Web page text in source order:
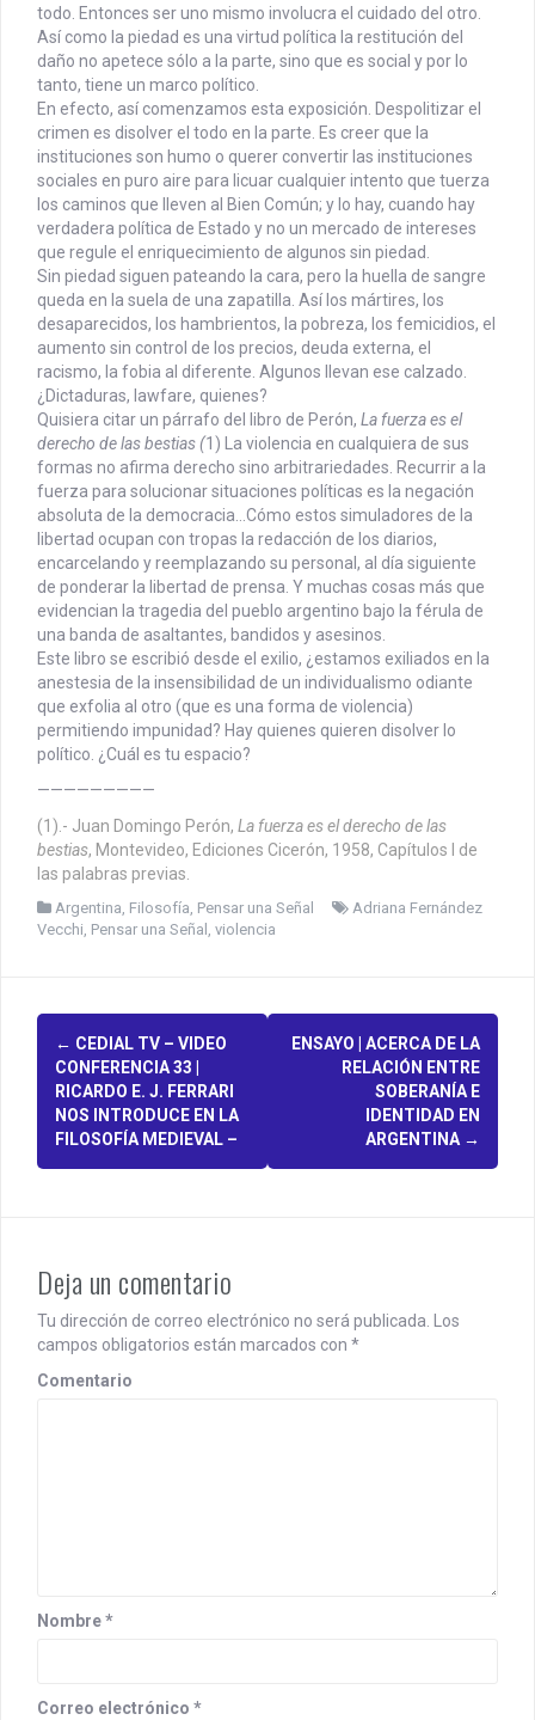
todo. Entonces ser uno mismo involucra el cuidado del otro.
Así como la piedad es una virtud política la restitución del
daño no apetece sólo a la parte, sino que es social y por lo
tanto, tiene un marco político.
En efecto, así comenzamos esta exposición. Despolitizar el
crimen es disolver el todo en la parte. Es creer que la
instituciones son humo o querer convertir las instituciones
sociales en puro aire para licuar cualquier intento que tuerza
los caminos que lleven al Bien Común; y lo hay, cuando hay
verdadera política de Estado y no un mercado de intereses
que regule el enriquecimiento de algunos sin piedad.
Sin piedad siguen pateando la cara, pero la huella de sangre
queda en la suela de una zapatilla. Así los mártires, los
desaparecidos, los hambrientos, la pobreza, los femicidios, el
aumento sin control de los precios, deuda externa, el
racismo, la fobia al diferente. Algunos llevan ese calzado.
¿Dictaduras, lawfare, quienes?
Quisiera citar un párrafo del libro de Perón, La fuerza es el
derecho de las bestias (1) La violencia en cualquiera de sus
formas no afirma derecho sino arbitrariedades. Recurrir a la
fuerza para solucionar situaciones políticas es la negación
absoluta de la democracia…Cómo estos simuladores de la
libertad ocupan con tropas la redacción de los diarios,
encarcelando y reemplazando su personal, al día siguiente
de ponderar la libertad de prensa. Y muchas cosas más que
evidencian la tragedia del pueblo argentino bajo la férula de
una banda de asaltantes, bandidos y asesinos.
Este libro se escribió desde el exilio, ¿estamos exiliados en la
anestesia de la insensibilidad de un individualismo odiante
que exfolia al otro (que es una forma de violencia)
permitiendo impunidad? Hay quienes quieren disolver lo
político. ¿Cuál es tu espacio?
—————————
(1).- Juan Domingo Perón, La fuerza es el derecho de las
bestias, Montevideo, Ediciones Cicerón, 1958, Capítulos I de
las palabras previas.
Argentina Filosofía Pensar una Señal
Adriana Fernández
Vecchi Pensar una Señal violencia
t
a
v
i
g
n
← CEDIAL TV – VIDEO
CONFERENCIA 33 |
RICARDO E. J. FERRARI
NOS INTRODUCE EN LA
FILOSOFÍA MEDIEVAL –
ENSAYO | ACERCA DE LA
RELACIÓN ENTRE
SOBERANÍA E
IDENTIDAD EN
ARGENTINA →
Deja un comentario
Tu dirección de correo electrónico no será publicada. Los
campos obligatorios están marcados con *
Comentario
Nombre*
Correo electrónico *